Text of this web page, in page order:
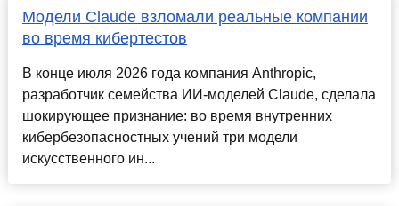
Модели Claude взломали реальные компании
во время кибертестов
В конце июля 2026 года компания Anthropic,
разработчик семейства ИИ-моделей Claude, сделала
шокирующее признание: во время внутренних
кибербезопасностных учений три модели
искусственного ин...